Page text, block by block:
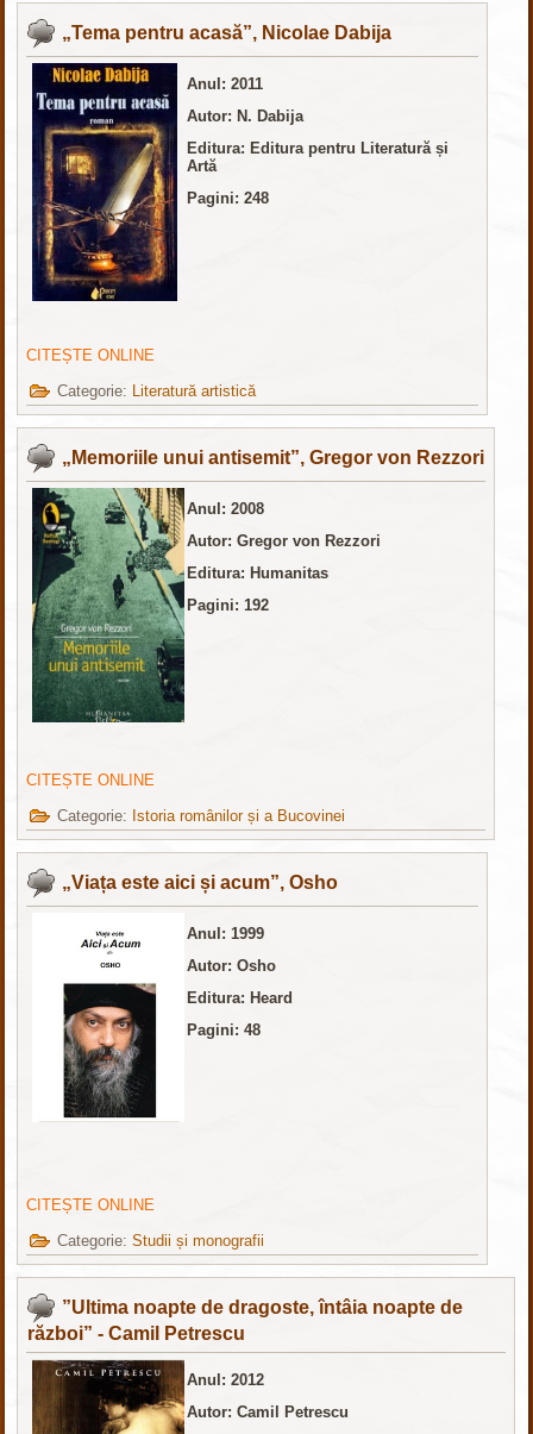
„Tema pentru acasă”, Nicolae Dabija
Anul: 2011
Autor: N. Dabija
Editura: Editura pentru Literatură și
Artă
Pagini: 248
CITEȘTE ONLINE
Categorie:
Literatură artistică
„Memoriile unui antisemit”, Gregor von Rezzori
Anul: 2008
Autor: Gregor von Rezzori
Editura: Humanitas
Pagini: 192
CITEȘTE ONLINE
Categorie: Istoria românilor și a Bucovinei
„Viața este aici și acum”, Osho
Anul: 1999
Autor: Osho
Editura: Heard
Pagini: 48
CITEȘTE ONLINE
Categorie:Studii și monografii
”Ultima noapte de dragoste, întâia noapte de
război” - Camil Petrescu
Anul: 2012
Autor: Camil Petrescu